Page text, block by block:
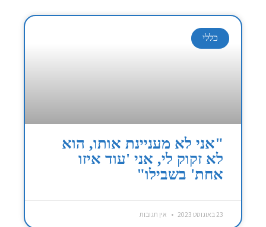
כללי
"אני לא מעניינת אותו, הוא
לא זקוק לי, אני 'עוד איזו
אחת' בשבילו"
23 באוגוסט 2023 אין תגובות